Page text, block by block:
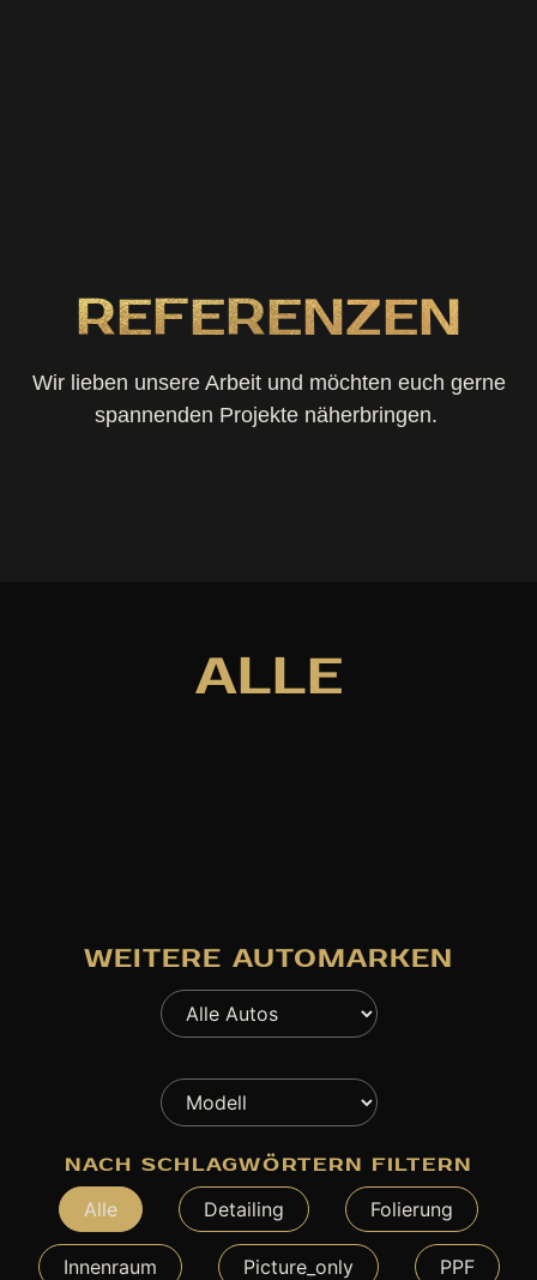
REFERENZEN
Wir lieben unsere Arbeit und möchten euch gerne
spannenden Projekte näherbringen.
ALLE
WEITERE AUTOMARKEN
NACH SCHLAGWÖRTERN FILTERN
Alle Detailing Folierung
Innenraum Picture_only PPF